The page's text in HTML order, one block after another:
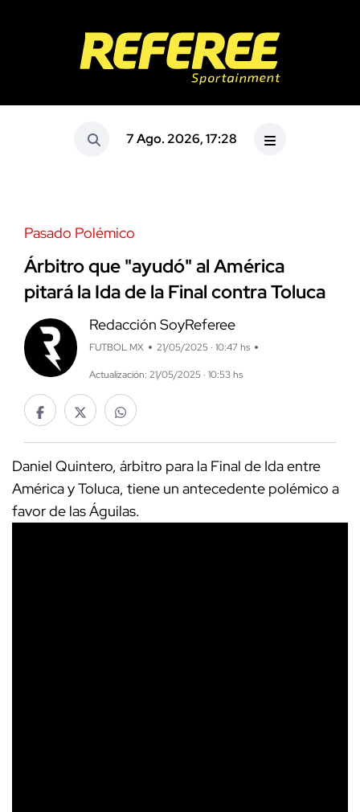
7 Ago. 2026, 17:28
Pasado Polémico
Árbitro que "ayudó" al América
pitará la Ida de la Final contra Toluca
Redacción SoyReferee
FUTBOL MX 21/05/2025 · 10:47 hs
Actualización: 21/05/2025 · 10:53 hs
Daniel Quintero, árbitro para la Final de Ida entre
América y Toluca, tiene un antecedente polémico a
favor de las Águilas.